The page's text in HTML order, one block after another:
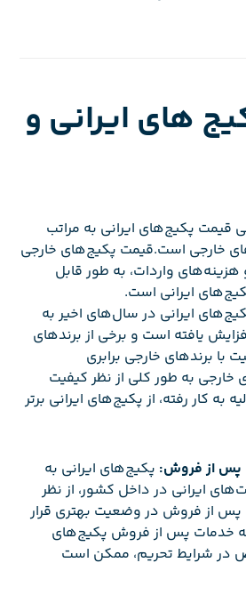
های ایرانی و
قیمت پکیج‌های ایرانی به مراتب
خارجی است.قیمت پکیج‌های خارجی
هزینه‌های واردات، به طور قابل
ایرانی است.
ایرانی در سال‌های اخیر به
یافته است و برخی از برندهای
با برندهای خارجی برابری
خارجی به طور کلی از نظر کیفیت
به کار رفته، از پکیج‌های ایرانی برتر
پس از فروش: پکیج‌های ایرانی به
ایرانی در داخل کشور، از نظر
پس از فروش در وضعیت بهتری قرار
خدمات پس از فروش پکیج‌های
در شرایط تحریم، ممکن است